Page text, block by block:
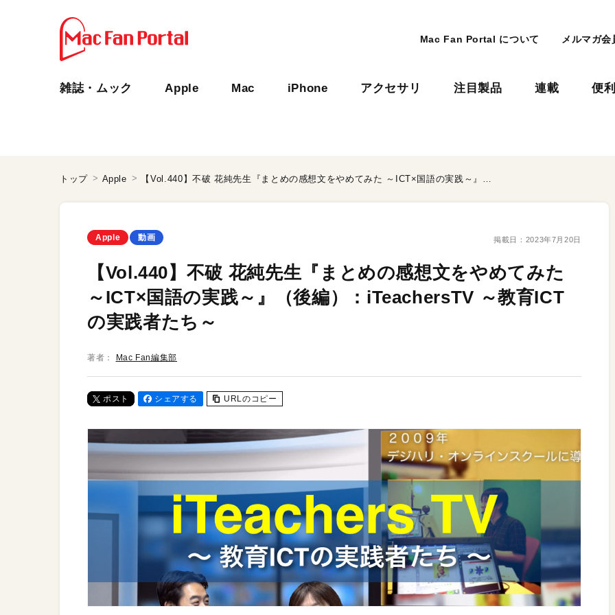
Mac Fan Portal について メルマガ会
雑誌・ムック Apple Mac iPhone アクセサリ 注目製品 連載 便
トップ Apple 【Vol.440】不破 花純先生『まとめの感想文をやめてみた ～ICT×国語の実践～』（後編）：iTeachersTV ～教育ICTの実践者たち～
Apple 動画 掲載日： 2023年7月20日
【Vol.440】不破 花純先生『まとめの感想文をやめてみた
～ICT×国語の実践～』（後編）：iTeachersTV ～教育ICT
の実践者たち～
著者： Mac Fan編集部
ポスト シェアする URLのコピー